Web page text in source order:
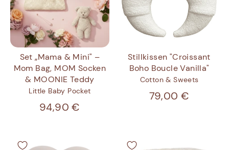
Set „Mama & Mini" –
Mom Bag, MOM Socken
& MOONIE Teddy
Little Baby Pocket
94,90 €
Stillkissen "Croissant
Boho Boucle Vanilla"
Cotton & Sweets
79,00 €